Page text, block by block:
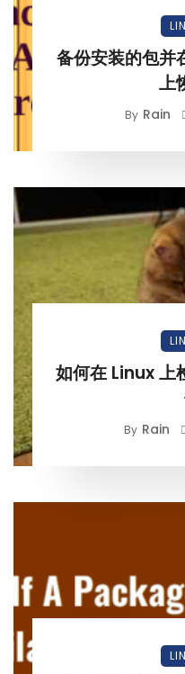
备份安装的包
上
By Rain
如何在 Linux 上
By Rain